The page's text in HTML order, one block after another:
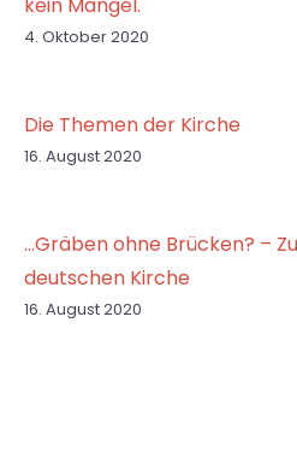
4. Oktober 2020
Die Themen der Kirche
16. August 2020
…Gräben ohne Brücken? –
deutschen Kirche
16. August 2020